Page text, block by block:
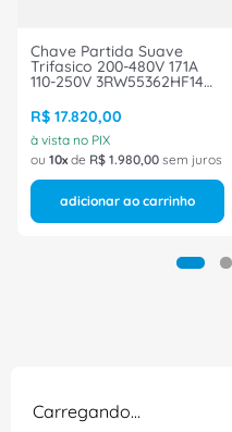
Chave Partida Suave
Trifasico 200-480V 171A
110-250V 3RW55362HF14
R$ 17.820,00
à vista no PIX
ou 10 de R$ 1.980,00 sem juros
adicionar ao carrinho
Carregando…